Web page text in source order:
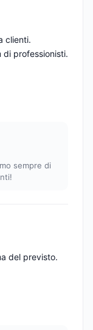
clienti.
di professionisti.
sempre di
del previsto.